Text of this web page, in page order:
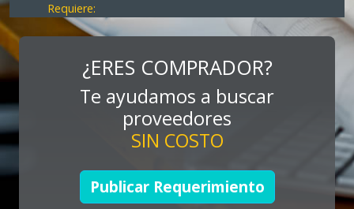
Requiere:
MARKETING
Especificaciones:
Consultoría, promocionales, stands,
expos, activaciones
Aplicar al Requerimiento
Empresa en Jalisco
¿ERES COMPRADOR?
Te ayudamos a buscar
proveedores
SIN COSTO
Publicar Requerimiento